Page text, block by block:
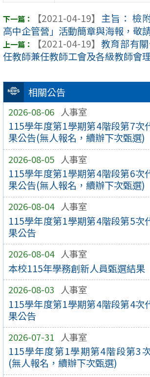
相關公告
2026-08-06 人事室
115學年度第1學期第4階段第7次
果公告(無人報名，續辦下次甄選)
2026-08-05 人事室
115學年度第1學期第4階段第6次
果公告(無人報名，續辦下次甄選)
2026-08-04 人事室
115學年度第1學期第4階段第5次
果公告
2026-08-04 人事室
本校115年學務創新人員甄選結果
2026-08-03 人事室
115學年度第1學期第4階段第4次
果公告
2026-07-31 人事室
115學年度第1學期第4階段第3
(無人報名，續辦下次甄選)
【2021-04-19】 主旨： 檢
高中企管營」活動簡章與海報，敬
【2021-04-19】 教育部有
任教師兼任教師工會及各級教師會